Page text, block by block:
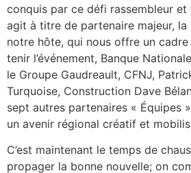
conquis par ce défi rassembleur
agit à titre de partenaire majeur,
notre hôte, qui nous offre un
tenir l’événement, Banque
le Groupe Gaudreault, CFNJ,
Turquoise, Construction Dave
sept autres partenaires « Équipes
un avenir régional créatif et
C’est maintenant le temps de
propager la bonne nouvelle; on